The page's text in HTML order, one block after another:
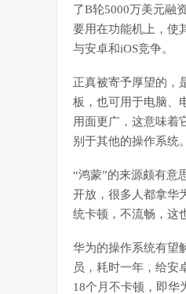
了B轮5000万美元融
要用在功能机上，使
与安卓和iOS竞争。
正真被寄予厚望的，
板，也可用于电脑、
用面更广，这意味着
别于其他的操作系统。
“鸿蒙”的来源颇有意
开放，很多人都拿华
统卡顿，不流畅，这
华为的操作系统有望
员，耗时一年，给安
18个月不卡顿，即华